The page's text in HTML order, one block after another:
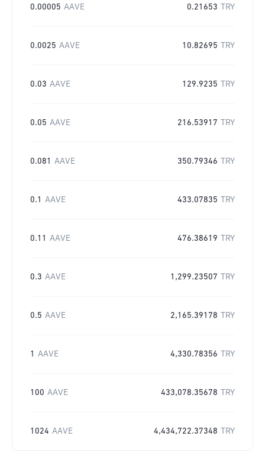
0.00005 AAVE 0.21653 TRY
0.0025 AAVE 10.82695 TRY
0.03 AAVE 129.9235 TRY
0.05 AAVE 216.53917 TRY
0.081 AAVE 350.79346 TRY
0.1 AAVE 433.07835 TRY
0.11 AAVE 476.38619 TRY
0.3 AAVE 1,299.23507 TRY
0.5 AAVE 2,165.39178 TRY
1 AAVE 4,330.78356 TRY
100 AAVE 433,078.35678 TRY
1024 AAVE 4,434,722.37348 TRY